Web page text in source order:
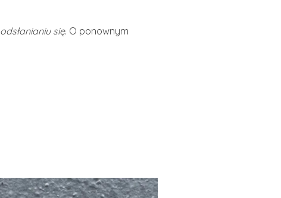
odsłanianiu się. O ponownym